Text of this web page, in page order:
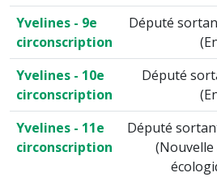
Yvelines - 9e
circonscription
Député
Yvelines - 10e
circonscription
Député
Yvelines - 11e
circonscription
Député